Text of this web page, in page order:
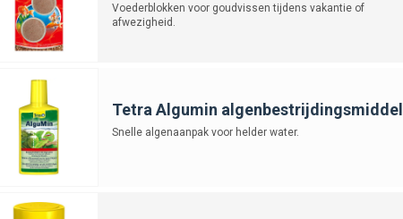
Voederblokken voor goudvissen tijdens vakantie of
afwezigheid.
Tetra Algumin algenbestrijdingsmiddel
Snelle algenaanpak voor helder water.